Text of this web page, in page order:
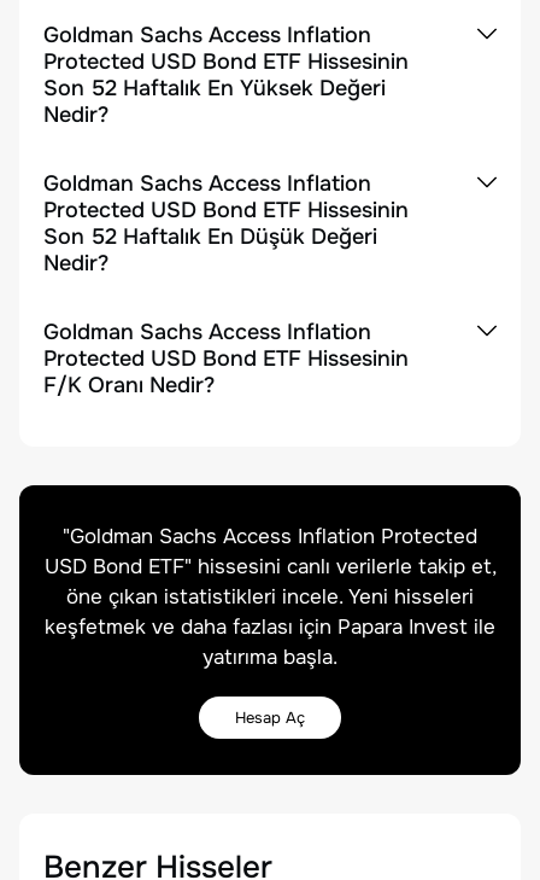
Goldman Sachs Access Inflation
Protected USD Bond ETF Hissesinin
Son 52 Haftalık En Yüksek Değeri
Nedir?
Goldman Sachs Access Inflation
Protected USD Bond ETF Hissesinin
Son 52 Haftalık En Düşük Değeri
Nedir?
Goldman Sachs Access Inflation
Protected USD Bond ETF Hissesinin
F/K Oranı Nedir?
"Goldman Sachs Access Inflation Protected
USD Bond ETF" hissesini canlı verilerle takip et,
öne çıkan istatistikleri incele. Yeni hisseleri
keşfetmek ve daha fazlası için Papara Invest ile
yatırıma başla.
Hesap Aç
Benzer Hisseler